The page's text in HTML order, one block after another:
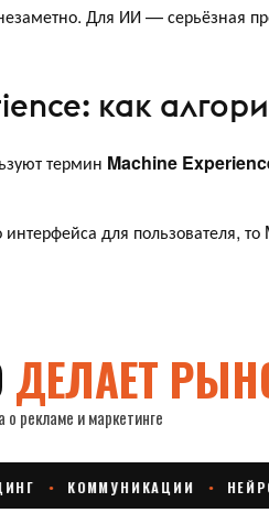
Для ИИ — серьёзная
как
термин Machine
для пользователя,